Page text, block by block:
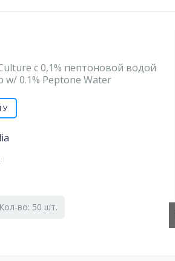
с 0,1% пептоновой водой
0.1% Peptone Water
Кол-во: 50 шт.